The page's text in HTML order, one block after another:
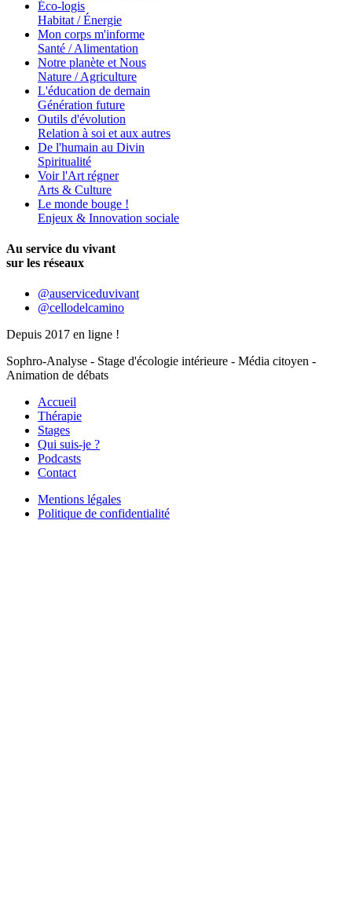
Éco-logis
Habitat / Énergie
Mon corps m'informe
Santé / Alimentation
Notre planète et Nous
Nature / Agriculture
L'éducation de demain
Génération future
Outils d'évolution
Relation à soi et aux autres
De l'humain au Divin
Spiritualité
Voir l'Art régner
Arts & Culture
Le monde bouge !
Enjeux & Innovation sociale
Au service du vivant
sur les réseaux
@auserviceduvivant
@cellodelcamino
Depuis 2017 en ligne !
Sophro-Analyse - Stage d'écologie intérieure - Média citoyen -
Animation de débats
Accueil
Thérapie
Stages
Qui suis-je ?
Podcasts
Contact
Mentions légales
Politique de confidentialité